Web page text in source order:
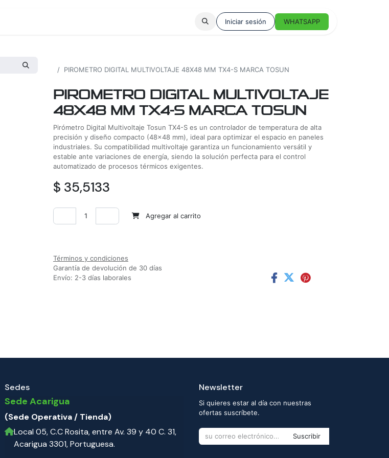
Iniciar sesión WHATSAPP
PIROMETRO DIGITAL MULTIVOLTAJE 48X48 MM TX4-S MARCA TOSUN
PIROMETRO DIGITAL MULTIVOLTAJE
48X48 MM TX4-S MARCA TOSUN
Pirómetro Digital Multivoltaje Tosun TX4-S es un controlador de temperatura de alta
precisión y diseño compacto (48x48 mm), ideal para optimizar el espacio en paneles
industriales. Su compatibilidad multivoltaje garantiza un funcionamiento versátil y
estable ante variaciones de energía, siendo la solución perfecta para el control
automatizado de procesos térmicos exigentes.
$ 35,5133
Agregar al carrito
Términos y condiciones
Garantía de devolución de 30 días
Envío: 2-3 días laborales
Sedes
Sede Acarigua
(Sede Operativa / Tienda)
Local 05, C.C Rosita, entre Av. 39 y 40 C. 31,
Acarigua 3301, Portuguesa.
Newsletter
Si quieres estar al día con nuestras
ofertas suscríbete.
Suscribir